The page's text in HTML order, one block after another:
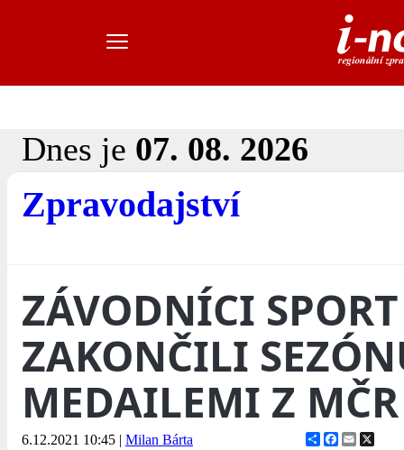
Dnes je 07. 08. 2026
Zpravodajství
ZÁVODNÍCI
ZAKONČILI
MEDAILEMI Z MČR
6.12.2021 10:45 | Milan Bárta ShareFacebook
Email